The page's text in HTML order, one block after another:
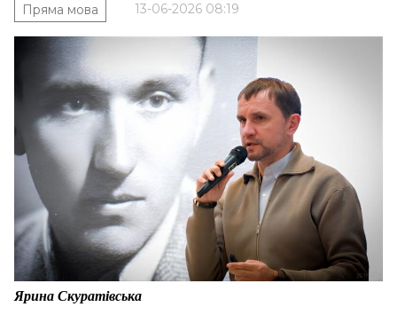
13-06-2026 08:19
Пряма мова
Ярина Скуратівська